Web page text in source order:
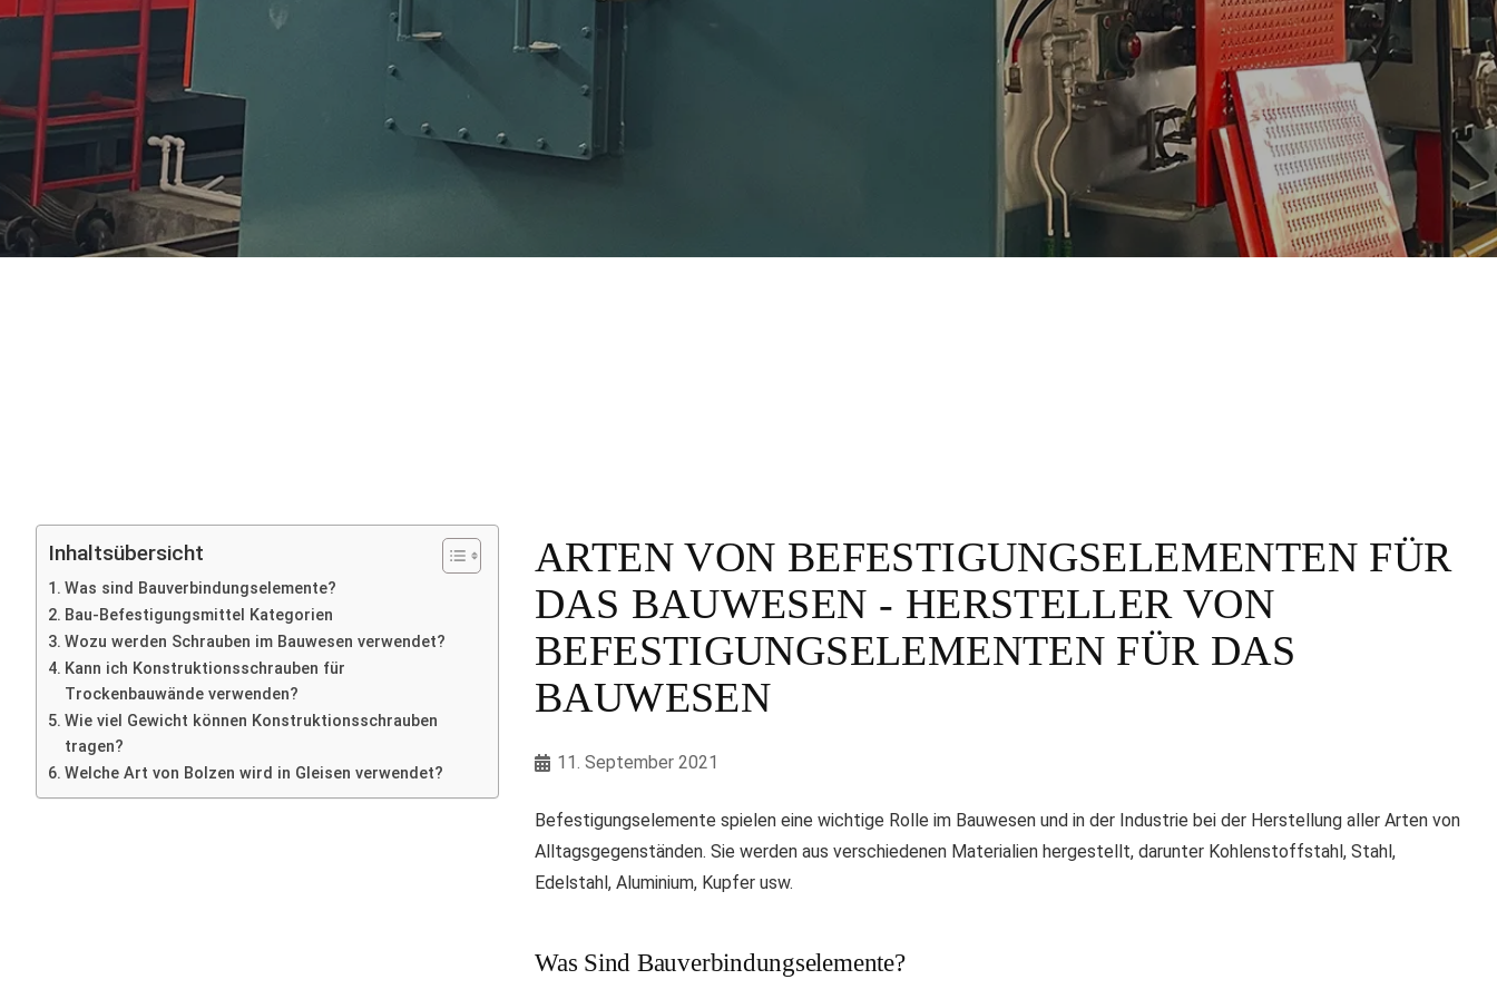
Inhaltsübersicht
Was sind Bauverbindungselemente?
Bau-Befestigungsmittel Kategorien
Wozu werden Schrauben im Bauwesen verwendet?
Kann ich Konstruktionsschrauben für
Trockenbauwände verwenden?
Wie viel Gewicht können Konstruktionsschrauben
tragen?
Welche Art von Bolzen wird in Gleisen verwendet?
ARTEN VON BEFESTIGUNGSELEMENTEN FÜR
DAS BAUWESEN - HERSTELLER VON
BEFESTIGUNGSELEMENTEN FÜR DAS
BAUWESEN
11. September 2021
Befestigungselemente spielen eine wichtige Rolle im Bauwesen und in der Industrie bei der Herstellung aller Arten von
Alltagsgegenständen. Sie werden aus verschiedenen Materialien hergestellt, darunter Kohlenstoffstahl, Stahl,
Edelstahl, Aluminium, Kupfer usw.
Was Sind Bauverbindungselemente?